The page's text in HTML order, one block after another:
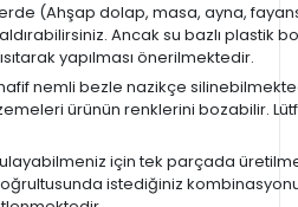
(Ahşap dolap, masa, ayna,
Ancak su bazlı plastik
yapılması önerilmektedir.
nemli bezle nazikçe
ürünün renklerini bozabilir.
için tek parçada
istediğiniz